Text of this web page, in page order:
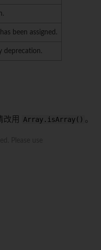
been assigned.
deprecation.
改用 Array.isArray() 。